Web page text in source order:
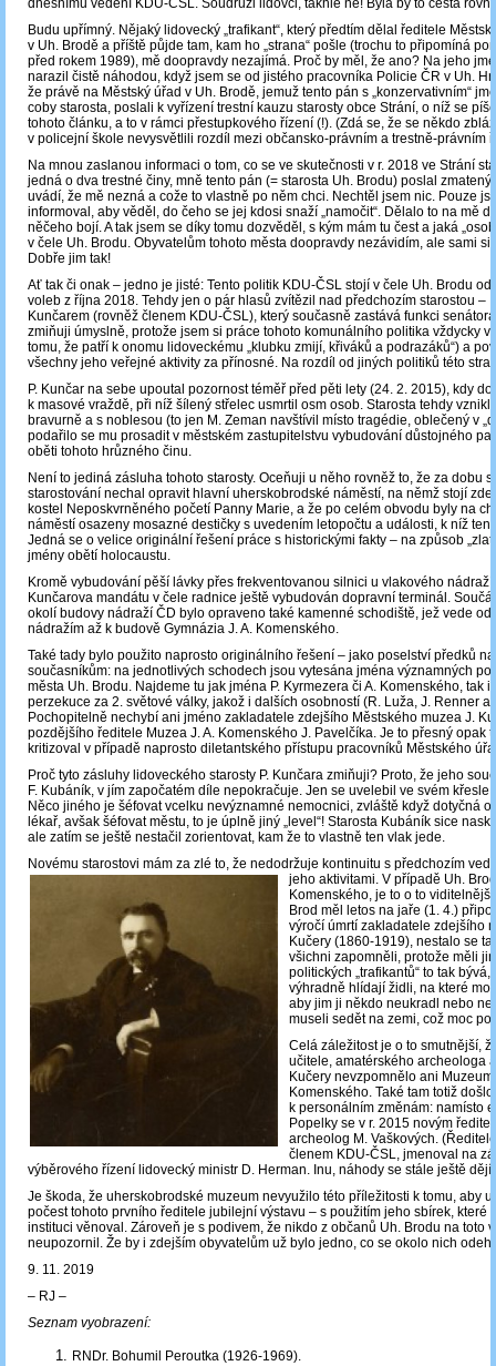
dnešnímu vedení KDU-ČSL. Soudruzi lidovci, takhle ne! Byla by to cesta
Budu upřímný. Nějaký lidovecký „trafikant“, který předtím dělal ředitele
v Uh. Brodě a příště půjde tam, kam ho „strana“ pošle (trochu to připomíná
před rokem 1989), mě doopravdy nezajímá. Proč by měl, že ano? Na jeho
narazil čistě náhodou, když jsem se od jistého pracovníka Policie ČR v Uh.
že právě na Městský úřad v Uh. Brodě, jemuž tento pán s „konzervativním“
coby starosta, poslali k vyřízení trestní kauzu starosty obce Strání, o níž se
tohoto článku, a to v rámci přestupkového řízení (!). (Zdá se, že se někdo
v policejní škole nevysvětlili rozdíl mezi občansko-právním a trestně-právním
Na mnou zaslanou informaci o tom, co se ve skutečnosti v r. 2018 ve Strání
jedná o dva trestné činy, mně tento pán (= starosta Uh. Brodu) poslal zmatený
uvádí, že mě nezná a cože to vlastně po něm chci. Nechtěl jsem nic. Pouze
informoval, aby věděl, do čeho se jej kdosi snaží „namočit“. Dělalo to na mě
něčeho bojí. A tak jsem se díky tomu dozvěděl, s kým mám tu čest a jaká
v čele Uh. Brodu. Obyvatelům tohoto města doopravdy nezávidím, ale sami si
Dobře jim tak!
Ať tak či onak – jedno je jisté: Tento politik KDU-ČSL stojí v čele Uh. Brodu
voleb z října 2018. Tehdy jen o pár hlasů zvítězil nad předchozím starostou –
Kunčarem (rovněž členem KDU-ČSL), který současně zastává funkci
zmiňuji úmyslně, protože jsem si práce tohoto komunálního politika vždycky
tomu, že patří k onomu lidoveckému „klubku zmijí, křiváků a podrazáků“) a
všechny jeho veřejné aktivity za přínosné. Na rozdíl od jiných politiků této
P. Kunčar na sebe upoutal pozornost téměř před pěti lety (24. 2. 2015), kdy
k masové vraždě, při níž šílený střelec usmrtil osm osob. Starosta tehdy
bravurně a s noblesou (to jen M. Zeman navštívil místo tragédie, oblečený v
podařilo se mu prosadit v městském zastupitelstvu vybudování důstojného
oběti tohoto hrůzného činu.
Není to jediná zásluha tohoto starosty. Oceňuji u něho rovněž to, že za dobu
starostování nechal opravit hlavní uherskobrodské náměstí, na němž stojí
kostel Neposkvrněného početí Panny Marie, a že po celém obvodu byly na
náměstí osazeny mosazné destičky s uvedením letopočtu a události, k níž
Jedná se o velice originální řešení práce s historickými fakty – na způsob
jmény obětí holocaustu.
Kromě vybudování pěší lávky přes frekventovanou silnici u vlakového
Kunčarova mandátu v čele radnice ještě vybudován dopravní terminál.
okolí budovy nádraží ČD bylo opraveno také kamenné schodiště, jež vede od
nádražím až k budově Gymnázia J. A. Komenského.
Také tady bylo použito naprosto originálního řešení – jako poselství předků
současníkům: na jednotlivých schodech jsou vytesána jména významných
města Uh. Brodu. Najdeme tu jak jména P. Kyrmezera či A. Komenského, tak
perzekuce za 2. světové války, jakož i dalších osobností (R. Luža, J. Renner
Pochopitelně nechybí ani jméno zakladatele zdejšího Městského muzea J.
pozdějšího ředitele Muzea J. A. Komenského J. Pavelčíka. Je to přesný opak
kritizoval v případě naprosto diletantského přístupu pracovníků Městského
Proč tyto zásluhy lidoveckého starosty P. Kunčara zmiňuji? Proto, že jeho
F. Kubáník, v jím započatém díle nepokračuje. Jen se uvelebil ve svém křesle
Něco jiného je šéfovat vcelku nevýznamné nemocnici, zvláště když dotyčná
lékař, avšak šéfovat městu, to je úplně jiný „level“! Starosta Kubáník sice
ale zatím se ještě nestačil zorientovat, kam že to vlastně ten vlak jede.
Novému starostovi mám za zlé to, že nedodržuje kontinuitu s předchozím
jeho aktivitami. V případě Uh.
Komenského, je to o to
Brod měl letos na jaře (1. 4.)
výročí úmrtí zakladatele zdejšího
Kučery (1860-1919), nestalo se
všichni zapomněli, protože měli
politických „trafikantů“ to tak bývá,
výhradně hlídají židli, na které
aby jim ji někdo neukradl nebo
museli sedět na zemi, což moc
Celá záležitost je o to smutnější,
učitele, amatérského archeologa
Kučery nevzpomnělo ani Muzeum
Komenského. Také tam totiž
k personálním změnám: namísto
Popelky se v r. 2015 novým
archeolog M. Vaškových.
členem KDU-ČSL, jmenoval na
výběrového řízení lidovecký ministr D. Herman. Inu, náhody se stále ještě
Je škoda, že uherskobrodské muzeum nevyužilo této příležitosti k tomu, aby
počest tohoto prvního ředitele jubilejní výstavu – s použitím jeho sbírek, které
instituci věnoval. Zároveň je s podivem, že nikdo z občanů Uh. Brodu na toto
neupozornil. Že by i zdejším obyvatelům už bylo jedno, co se okolo nich
9. 11. 2019
‒ RJ ‒
Seznam vyobrazení:
RNDr. Bohumil Peroutka (1926-1969).